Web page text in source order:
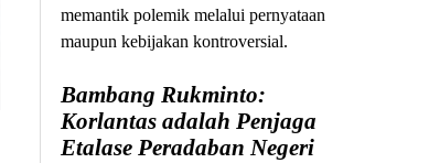
memantik polemik melalui pernyataan
maupun kebijakan kontroversial.
Bambang Rukminto:
Korlantas adalah Penjaga
Etalase Peradaban Negeri